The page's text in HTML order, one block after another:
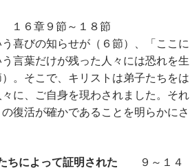
６章９節～１８節
喜びの知らせが（６節）、「ここに
言葉だけが残った人々には恐れを生
。そこで、キリストは弟子たちをは
に、ご自身を現わされました。それ
復活が確かであることを明らかにさ
ちによって証明された ９～１４